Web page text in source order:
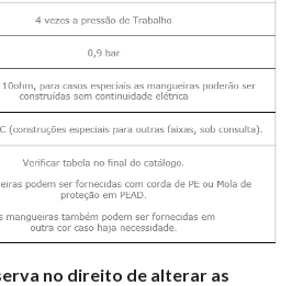
no direito de alterar as